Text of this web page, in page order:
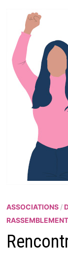
ASSOCIATIONS/
RASSEMBLEMENT